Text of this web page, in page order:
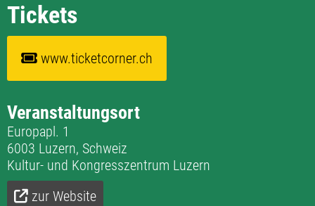
Tickets
www.ticketcorner.ch
Veranstaltungsort
Europapl. 1
6003 Luzern, Schweiz
Kultur- und Kongresszentrum Luzern
zur Website